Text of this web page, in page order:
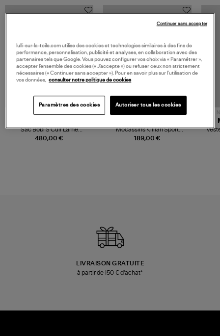
480,00 €
Sac Bobi S Cuir Lamé
Champagne
189,00 €
Mocassins Killian Sport
Mousse
LIVRAISON GRATUITE
à partir de 150 € d'achat*
lulli-sur-la-toile.com utilise des cookies et technologies similaires à des fins de
performance, personnalisation, publicité et analyses, en collaboration avec des
partenaires tels que Google. Vous pouvez configurer vos choix via « Paramétrer »,
accepter l’ensemble des cookies (« J’accepte ») ou refuser ceux non strictement
nécessaires (« Continuer sans accepter »). Pour en savoir plus sur l’utilisation de
vos données, consulter notre politique de cookies
Paramètres des cookies Autoriser tous les cookies
Continuer sans accepter